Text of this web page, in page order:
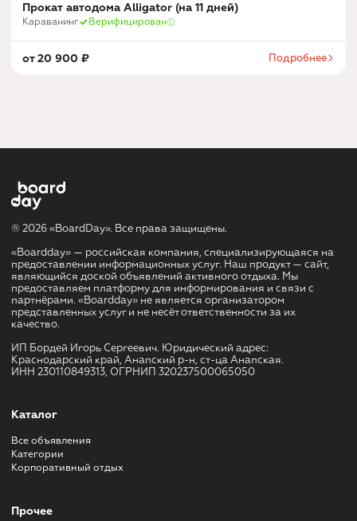
Прокат автодома Alligator (на 11 дней)
Караванинг Верифицирован
от20 900 ₽ Подробнее
® 2026 «BoardDay». Все права защищены.
«Boardday» — российская компания, специализирующаяся на
предоставлении информационных услуг. Наш продукт — сайт,
являющийся доской объявлений активного отдыха. Мы
предоставляем платформу для информирования и связи с
партнёрами. «Boardday» не является организатором
представленных услуг и не несёт ответственности за их
качество.
ИП Бордей Игорь Сергеевич. Юридический адрес:
Краснодарский край, Анапский р-н, ст-ца Анапская.
ИНН 230110849313, ОГРНИП 320237500065050
Каталог
Все объявления
Категории
Корпоративный отдых
Прочее